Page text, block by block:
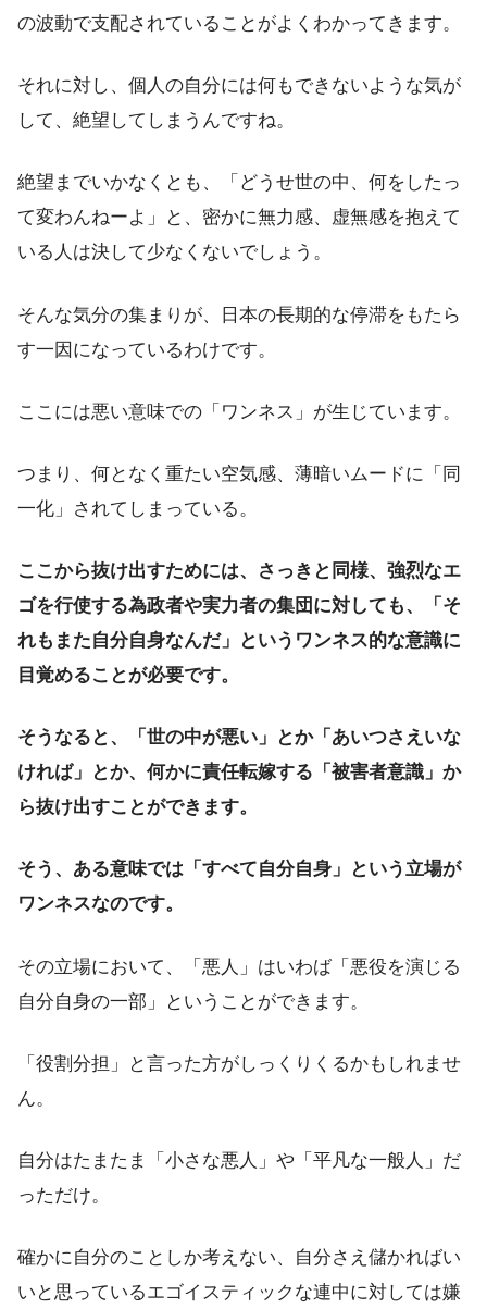
の波動で支配されていることがよくわかってきます。
それに対し、個人の自分には何もできないような気が
して、絶望してしまうんですね。
絶望までいかなくとも、「どうせ世の中、何をしたっ
て変わんねーよ」と、密かに無力感、虚無感を抱えて
いる人は決して少なくないでしょう。
そんな気分の集まりが、日本の長期的な停滞をもたら
す一因になっているわけです。
ここには悪い意味での「ワンネス」が生じています。
つまり、何となく重たい空気感、薄暗いムードに「同
一化」されてしまっている。
ここから抜け出すためには、さっきと同様、強烈なエ
ゴを行使する為政者や実力者の集団に対しても、「そ
れもまた自分自身なんだ」というワンネス的な意識に
目覚めることが必要です。
そうなると、「世の中が悪い」とか「あいつさえいな
ければ」とか、何かに責任転嫁する「被害者意識」か
ら抜け出すことができます。
そう、ある意味では「すべて自分自身」という立場が
ワンネスなのです。
その立場において、「悪人」はいわば「悪役を演じる
自分自身の一部」ということができます。
「役割分担」と言った方がしっくりくるかもしれませ
ん。
自分はたまたま「小さな悪人」や「平凡な一般人」だ
っただけ。
確かに自分のことしか考えない、自分さえ儲かればい
いと思っているエゴイスティックな連中に対しては嫌